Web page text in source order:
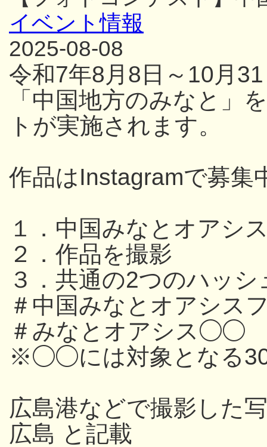
イベント情報
2025-08-08
令和7年8月8日～10月
「中国地方のみなと」
トが実施されます。
作品はInstagramで募集
１．中国みなとオアシ
２．作品を撮影
３．共通の2つのハッ
＃中国みなとオアシス
＃みなとオアシス◯◯
※◯◯には対象となる30
広島港などで撮影した
広島 と記載